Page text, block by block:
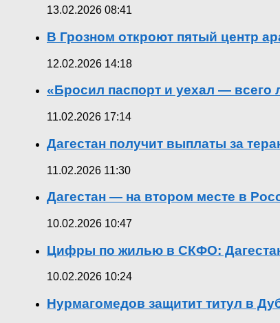
13.02.2026 08:41
В Грозном откроют пятый центр
12.02.2026 14:18
«Бросил паспорт и уехал — всего
11.02.2026 17:14
Дагестан получит выплаты за
11.02.2026 11:30
Дагестан — на втором месте в
10.02.2026 10:47
Цифры по жилью в СКФО:
10.02.2026 10:24
Нурмагомедов защитит титул в